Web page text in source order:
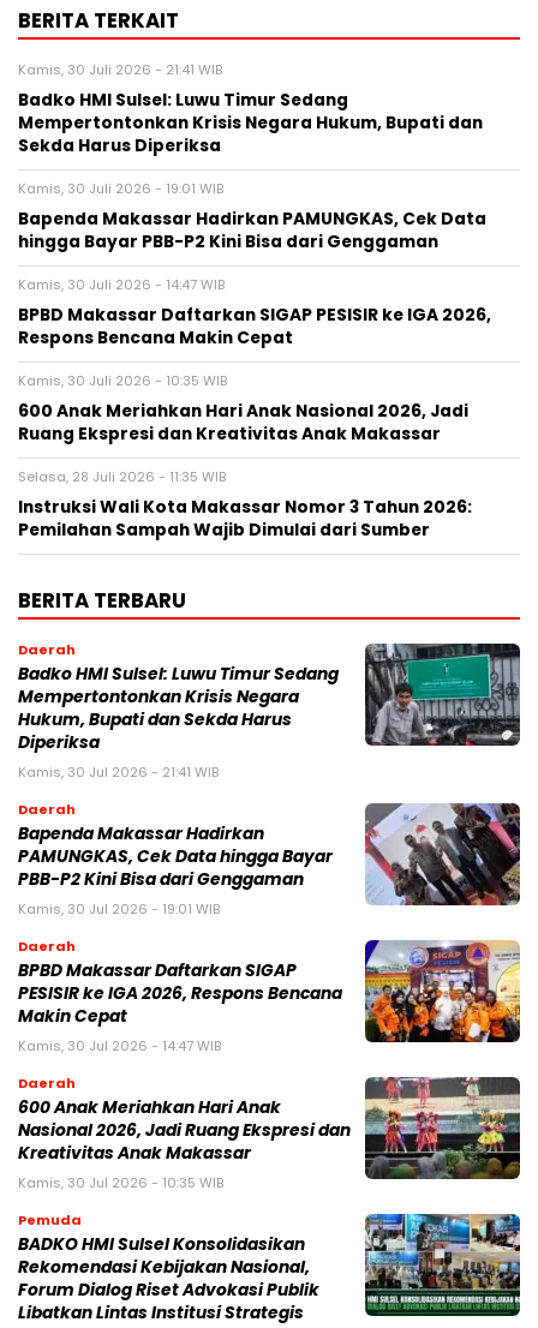
BERITA TERKAIT
Kamis, 30 Juli 2026 - 21:41 WIB
Badko HMI Sulsel: Luwu Timur Sedang
Mempertontonkan Krisis Negara Hukum, Bupati dan
Sekda Harus Diperiksa
Kamis, 30 Juli 2026 - 19:01 WIB
Bapenda Makassar Hadirkan PAMUNGKAS, Cek Data
hingga Bayar PBB-P2 Kini Bisa dari Genggaman
Kamis, 30 Juli 2026 - 14:47 WIB
BPBD Makassar Daftarkan SIGAP PESISIR ke IGA 2026,
Respons Bencana Makin Cepat
Kamis, 30 Juli 2026 - 10:35 WIB
600 Anak Meriahkan Hari Anak Nasional 2026, Jadi
Ruang Ekspresi dan Kreativitas Anak Makassar
Selasa, 28 Juli 2026 - 11:35 WIB
Instruksi Wali Kota Makassar Nomor 3 Tahun 2026:
Pemilahan Sampah Wajib Dimulai dari Sumber
BERITA TERBARU
Daerah
Badko HMI Sulsel: Luwu Timur Sedang
Mempertontonkan Krisis Negara
Hukum, Bupati dan Sekda Harus
Diperiksa
Kamis, 30 Jul 2026 - 21:41 WIB
Daerah
Bapenda Makassar Hadirkan
PAMUNGKAS, Cek Data hingga Bayar
PBB-P2 Kini Bisa dari Genggaman
Kamis, 30 Jul 2026 - 19:01 WIB
Daerah
BPBD Makassar Daftarkan SIGAP
PESISIR ke IGA 2026, Respons Bencana
Makin Cepat
Kamis, 30 Jul 2026 - 14:47 WIB
Daerah
600 Anak Meriahkan Hari Anak
Nasional 2026, Jadi Ruang Ekspresi dan
Kreativitas Anak Makassar
Kamis, 30 Jul 2026 - 10:35 WIB
Pemuda
BADKO HMI Sulsel Konsolidasikan
Rekomendasi Kebijakan Nasional,
Forum Dialog Riset Advokasi Publik
Libatkan Lintas Institusi Strategis